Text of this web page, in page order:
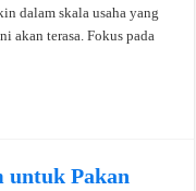
dalam skala usaha yang
akan terasa. Fokus pada
untuk Pakan